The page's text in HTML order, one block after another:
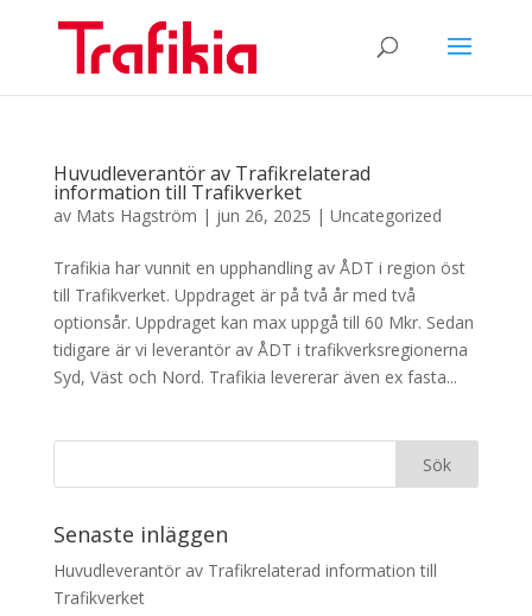
Huvudleverantör av Trafikrelaterad
information till Trafikverket
av Mats Hagström | jun 26, 2025 | Uncategorized
Trafikia har vunnit en upphandling av ÅDT i region öst
till Trafikverket. Uppdraget är på två år med två
optionsår. Uppdraget kan max uppgå till 60 Mkr. Sedan
tidigare är vi leverantör av ÅDT i trafikverksregionerna
Syd, Väst och Nord. Trafikia levererar även ex fasta...
Senaste inläggen
Huvudleverantör av Trafikrelaterad information till
Trafikverket